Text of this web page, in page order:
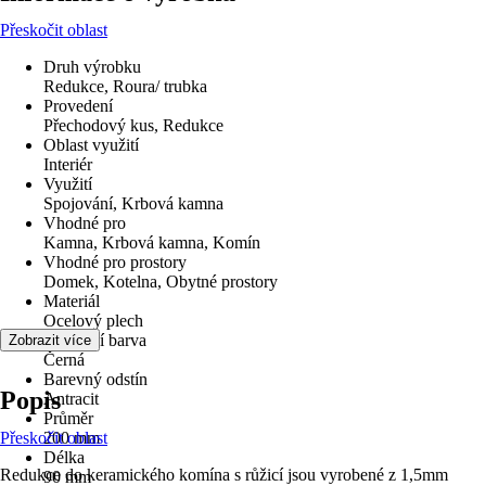
Přeskočit oblast
Druh výrobku
Redukce, Roura/ trubka
Provedení
Přechodový kus, Redukce
Oblast využití
Interiér
Využití
Spojování, Krbová kamna
Vhodné pro
Kamna, Krbová kamna, Komín
Vhodné pro prostory
Domek, Kotelna, Obytné prostory
Materiál
Ocelový plech
Základní barva
Černá
Barevný odstín
Antracit
Průměr
200 mm
Délka
90 mm
Zobrazit více
Popis
Přeskočit oblast
Redukce do keramického komína s růžicí jsou vyrobené z 1,5mm